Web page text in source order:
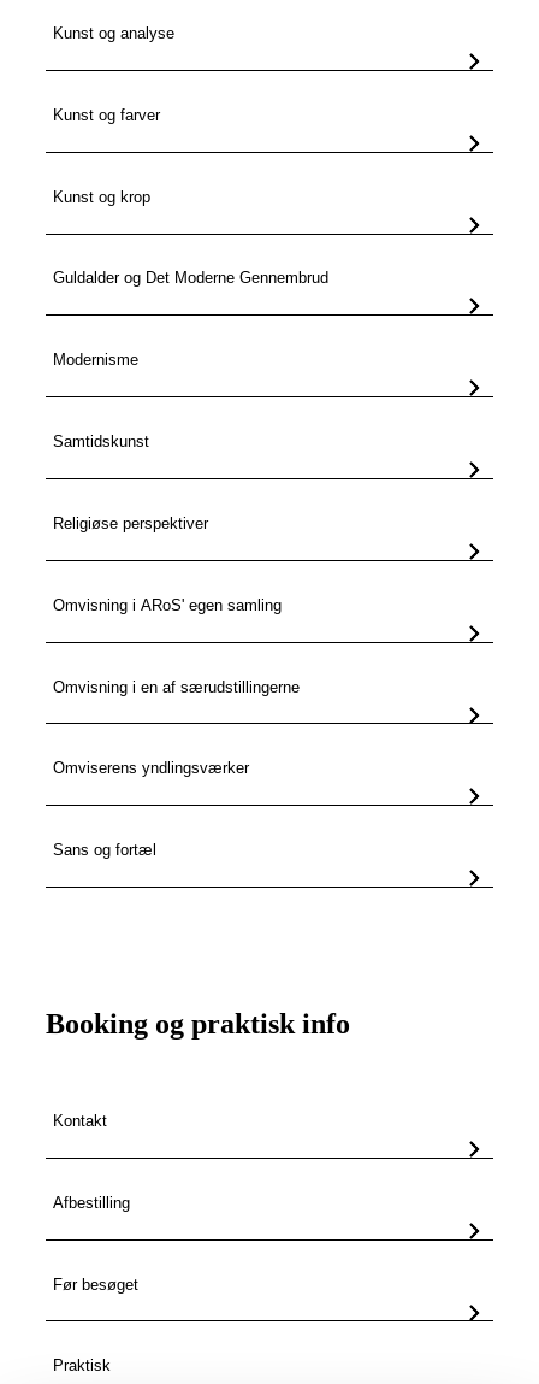
Kunst og analyse
Kunst og farver
Kunst og krop
Guldalder og Det Moderne Gennembrud
Modernisme
Samtidskunst
Religiøse perspektiver
Omvisning i ARoS' egen samling
Omvisning i en af særudstillingerne
Omviserens yndlingsværker
Sans og fortæl
Booking og praktisk info
Kontakt
Afbestilling
Før besøget
Praktisk